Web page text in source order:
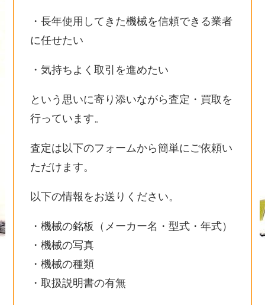
・長年使用してきた機械を信頼できる業者
に任せたい
・気持ちよく取引を進めたい
という思いに寄り添いながら査定・買取を
行っています。
査定は以下のフォームから簡単にご依頼い
ただけます。
以下の情報をお送りください。
・機械の銘板（メーカー名・型式・年式）
・機械の写真
・機械の種類
・取扱説明書の有無